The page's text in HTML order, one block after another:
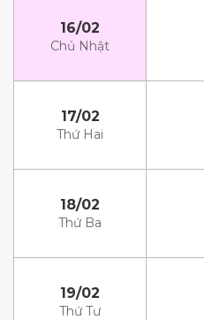
16/02
Chủ Nhật
17/02
Thứ Hai
18/02
Thứ Ba
19/02
Thứ Tư